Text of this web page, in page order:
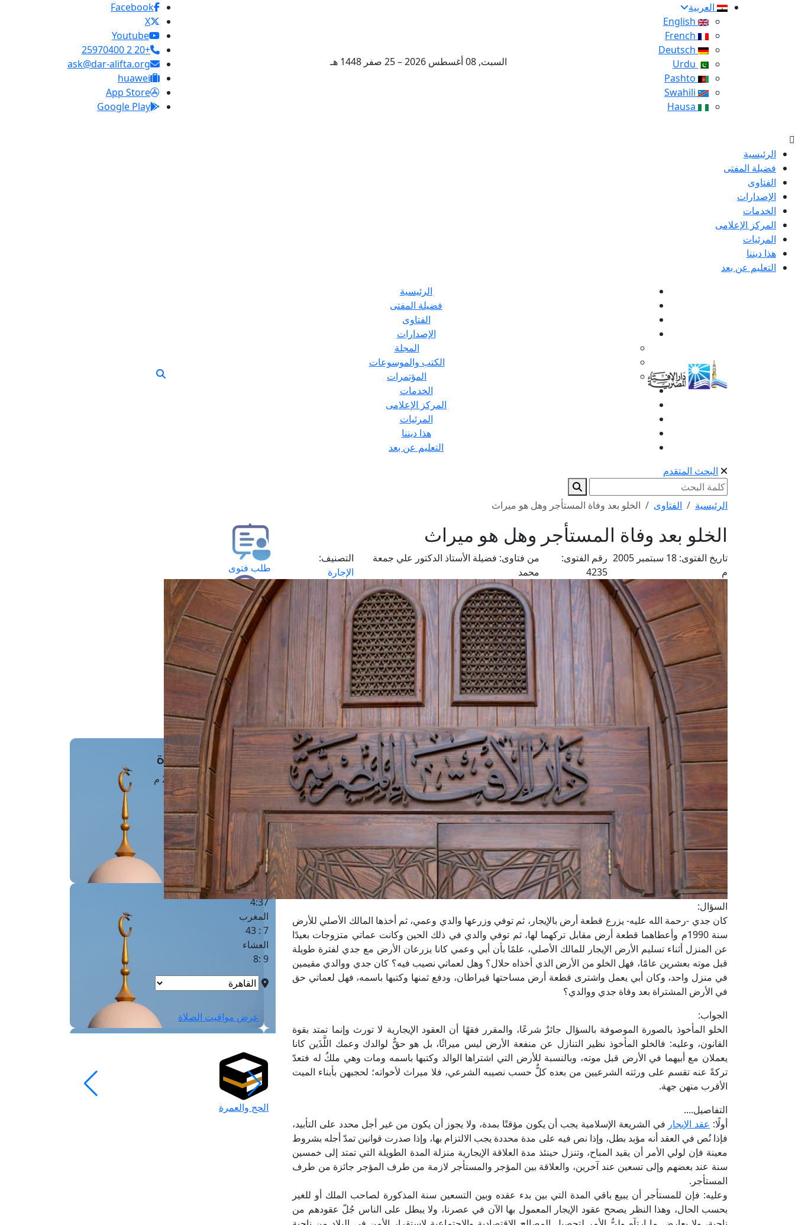
العربية
السبت, 08 أغسطس 2026 – 25 صفر 1448 هـ
Facebook
X
Youtube
+20 2 25970400
ask@dar-alifta.org
huawei
App Store
Google Play
الرئيسية
فضيلة المفتى
الفتاوى
الإصدارات
الخدمات
المركز الإعلامى
المرئيات
هذا ديننا
التعليم عن بعد
الرئيسية
فضيلة المفتى
الفتاوى
الإصدارات
المجلة
الكتب والموسوعات
المؤتمرات
الخدمات
المركز الإعلامى
المرئيات
هذا ديننا
التعليم عن بعد
البحث المتقدم
الرئيسية الفتاوى الخلو بعد وفاة المستأجر وهل هو ميراث
الخلو بعد وفاة المستأجر وهل هو ميراث
تاريخ الفتوى:
18 سبتمبر 2005
م
رقم الفتوى:
4235
من فتاوى: فضيلة الأستاذ الدكتور علي جمعة
محمد
التصنيف:
الإجارة
السؤال:
كان جدي -رحمة الله عليه- يزرع قطعة أرض بالإيجار، ثم توفي وزرعها والدي وعمي، ثم أخذها المالك الأصلي للأرض
سنة 1990م وأعطاهما قطعة أرض مقابل تركهما لها، ثم توفي والدي في ذلك الحين وكانت عماتي متزوجات بعيدًا
عن المنزل أثناء تسليم الأرض الإيجار للمالك الأصلي، علمًا بأن أبي وعمي كانا يزرعان الأرض مع جدي لفترة طويلة
قبل موته بعشرين عامًا، فهل الخلو من الأرض الذي أخذاه حلال؟ وهل لعماتي نصيب فيه؟ كان جدي ووالدي مقيمين
في منزل واحد، وكان أبي يعمل واشترى قطعة أرض مساحتها قيراطان، ودفع ثمنها وكتبها باسمه، فهل لعماتي حق
في الأرض المشتراة بعد وفاة جدي ووالدي؟
الجواب:
الخلو المأخوذ بالصورة الموصوفة بالسؤال جائزٌ شرعًا، والمقرر فقهًا أن العقود الإيجارية لا تورث وإنما تمتد بقوة
القانون، وعليه: فالخلو المأخوذ نظير التنازل عن منفعة الأرض ليس ميراثًا، بل هو حقٌّ لوالدك وعمك اللَّذَين كانا
يعملان مع أبيهما في الأرض قبل موته، وبالنسبة للأرض التي اشتراها الوالد وكتبها باسمه ومات وهي ملكٌ له فتعدّ
تركةً عنه تقسم على ورثته الشرعيين من بعده كلٌّ حسب نصيبه الشرعي، فلا ميراث لأخواته؛ لحجبهن بأبناء الميت
الأقرب منهن جهة.
التفاصيل....
أولًا: عقد الإيجار في الشريعة الإسلامية يجب أن يكون مؤقتًا بمدة، ولا يجوز أن يكون من غير أجل محدد على التأبيد،
فإذا نُص في العقد أنه مؤبد بطل، وإذا نص فيه على مدة محددة يجب الالتزام بها، وإذا صدرت قوانين تمدّ أجله بشروط
معينة فإن لولي الأمر أن يقيد المباح، وتنزل حينئذ مدة العلاقة الإيجارية منزلة المدة الطويلة التي تمتد إلى خمسين
سنة عند بعضهم وإلى تسعين عند آخرين، والعلاقة بين المؤجر والمستأجر لازمة من طرف المؤجر جائزة من طرف
المستأجر.
وعليه: فإن للمستأجر أن يبيع باقي المدة التي بين بدء عقده وبين التسعين سنة المذكورة لصاحب الملك أو للغير
بحسب الحال، وهذا النظر يصحح عقود الإيجار المعمول بها الآن في عصرنا، ولا يبطل على الناس جُلّ عقودهم من
طلب فتوى
استعلام عن فتوى
حجز موعد
الفتوى الهاتفية
مَواقِيتُ الصَّـــلاة
القاهرة · 08 أغسطس 2026 م
4 :42
الشروق
6 :18
الظهر
1 : 1
العصر
4:37
المغرب
7 : 43
العشاء
9 :8
عرض مواقيت الصلاة
الحج والعمرة